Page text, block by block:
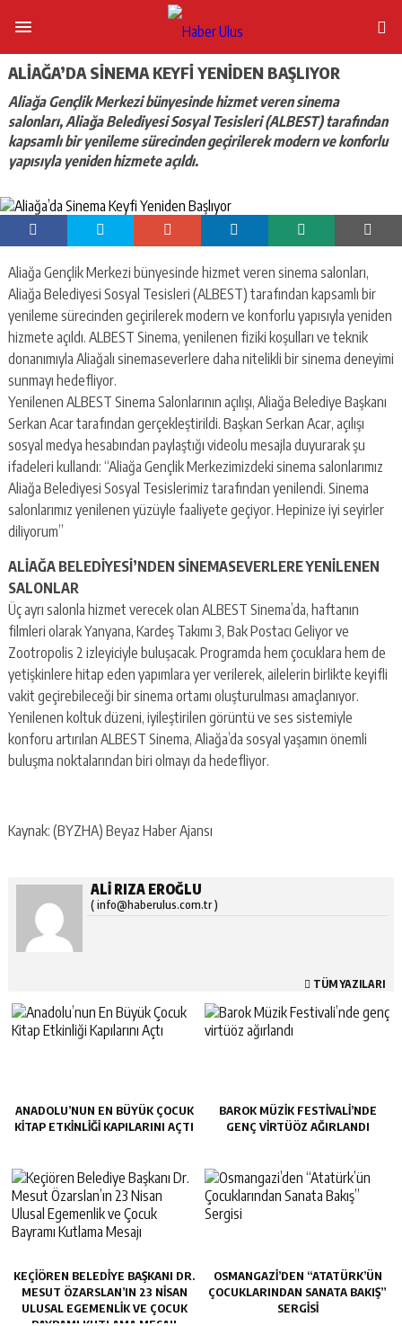
ALIAĞA’DA SINEMA KEYFI YENIDEN BAŞLIYOR
Aliağa Gençlik Merkezi bünyesinde hizmet veren sinema
salonları, Aliağa Belediyesi Sosyal Tesisleri (ALBEST) tarafından
kapsamlı bir yenileme sürecinden geçirilerek modern ve konforlu
yapısıyla yeniden hizmete açıldı.
Aliağa Gençlik Merkezi bünyesinde hizmet veren sinema salonları,
Aliağa Belediyesi Sosyal Tesisleri (ALBEST) tarafından kapsamlı bir
yenileme sürecinden geçirilerek modern ve konforlu yapısıyla yeniden
hizmete açıldı. ALBEST Sinema, yenilenen fiziki koşulları ve teknik
donanımıyla Aliağalı sinemaseverlere daha nitelikli bir sinema deneyimi
sunmayı hedefliyor.
Yenilenen ALBEST Sinema Salonlarının açılışı, Aliağa Belediye Başkanı
Serkan Acar tarafından gerçekleştirildi. Başkan Serkan Acar, açılışı
sosyal medya hesabından paylaştığı videolu mesajla duyurarak şu
ifadeleri kullandı: “Aliağa Gençlik Merkezimizdeki sinema salonlarımız
Aliağa Belediyesi Sosyal Tesislerimiz tarafından yenilendi. Sinema
salonlarımız yenilenen yüzüyle faaliyete geçiyor. Hepinize iyi seyirler
diliyorum”
ALİAĞA BELEDİYESİ’NDEN SİNEMASEVERLERE YENİLENEN
SALONLAR
Üç ayrı salonla hizmet verecek olan ALBEST Sinema’da, haftanın
filmleri olarak Yanyana, Kardeş Takımı 3, Bak Postacı Geliyor ve
Zootropolis 2 izleyiciyle buluşacak. Programda hem çocuklara hem de
yetişkinlere hitap eden yapımlara yer verilerek, ailelerin birlikte keyifli
vakit geçirebileceği bir sinema ortamı oluşturulması amaçlanıyor.
Yenilenen koltuk düzeni, iyileştirilen görüntü ve ses sistemiyle
konforu artırılan ALBEST Sinema, Aliağa’da sosyal yaşamın önemli
buluşma noktalarından biri olmayı da hedefliyor.
Kaynak: (BYZHA) Beyaz Haber Ajansı
ALI RIZA EROĞLU
( info@haberulus.com.tr )
TÜM YAZILARI
ANADOLU’NUN EN BÜYÜK ÇOCUK
KITAP ETKINLIĞI KAPILARINI AÇTI
BAROK MÜZIK FESTIVALI’NDE
GENÇ VIRTÜÖZ AĞIRLANDI
KEÇIÖREN BELEDIYE BAŞKANI DR.
MESUT ÖZARSLAN’IN 23 NISAN
ULUSAL EGEMENLIK VE ÇOCUK
OSMANGAZI’DEN “ATATÜRK’ÜN
ÇOCUKLARINDAN SANATA BAKIŞ”
SERGISI